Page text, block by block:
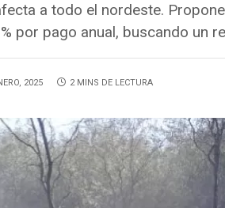
a todo el nordeste.
por pago anual, buscando un
2025 2 MINS DE LECTURA